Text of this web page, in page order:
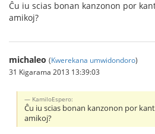
Ĉu iu scias bonan kanzonon por
amikoj?
michaleo (Kwerekana umwidondoro)
31 Kigarama 2013 13:39:03
KamiloEspero:
Ĉu iu scias bonan kanzonon por
amikoj?